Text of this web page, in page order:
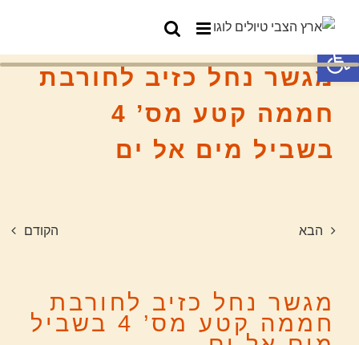
פתח סרגל נגישות
מגשר נחל כזיב לחורבת
חממה קטע מס’ 4
בשביל מים אל ים
הקודם הבא
מגשר נחל כזיב לחורבת
חממה קטע מס’ 4 בשביל